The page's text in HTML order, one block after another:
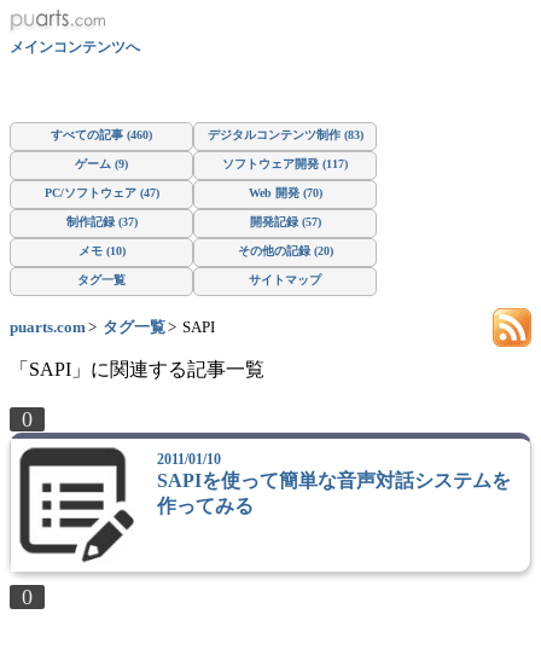
メインコンテンツへ
すべての記事 (460) デジタルコンテンツ制作 (83)
ゲーム (9) ソフトウェア開発 (117)
PC/ソフトウェア (47) Web 開発 (70)
制作記録 (37) 開発記録 (57)
メモ (10) その他の記録 (20)
タグ一覧 サイトマップ
puarts.com タグ一覧 SAPI
「SAPI」に関連する記事一覧
0
2011/01/10
SAPIを使って簡単な音声対話システムを
作ってみる
0